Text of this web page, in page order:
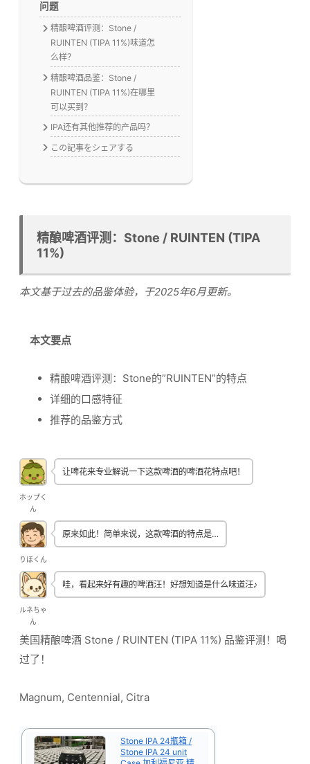
问题
精酿啤酒评测：Stone /
RUINTEN (TIPA 11%)味道怎
么样？
精酿啤酒品鉴：Stone /
RUINTEN (TIPA 11%)在哪里
可以买到？
IPA还有其他推荐的产品吗？
この記事をシェアする
精酿啤酒评测：Stone / RUINTEN (TIPA
11%)
本文基于过去的品鉴体验，于2025年6月更新。
本文要点
精酿啤酒评测：Stone的”RUINTEN”的特点
详细的口感特征
推荐的品鉴方式
ホップく
ん
让啤花来专业解说一下这款啤酒的啤酒花特点吧！
りほくん
原来如此！简单来说，这款啤酒的特点是…
ルネちゃ
ん
哇，看起来好有趣的啤酒汪！好想知道是什么味道汪♪
美国精酿啤酒 Stone / RUINTEN (TIPA 11%) 品鉴评测！喝
过了！
Magnum, Centennial, Citra
Stone IPA 24瓶箱 /
Stone IPA 24 unit